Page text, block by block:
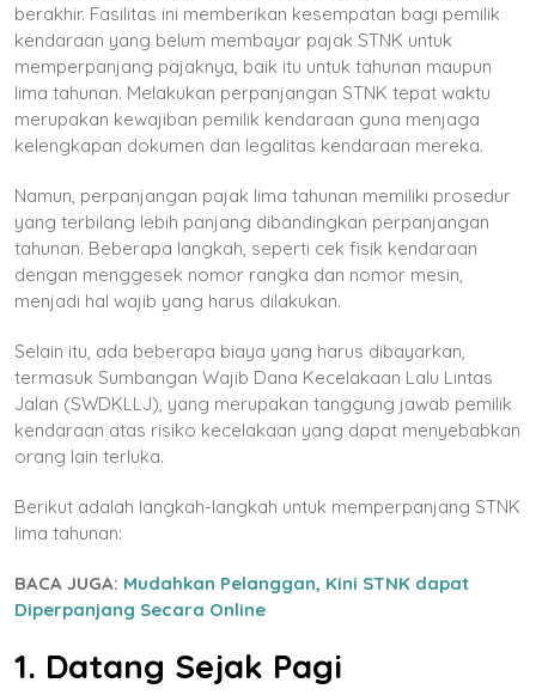
berakhir. Fasilitas ini memberikan kesempatan bagi pemilik
kendaraan yang belum membayar pajak STNK untuk
memperpanjang pajaknya, baik itu untuk tahunan maupun
lima tahunan. Melakukan perpanjangan STNK tepat waktu
merupakan kewajiban pemilik kendaraan guna menjaga
kelengkapan dokumen dan legalitas kendaraan mereka.
Namun, perpanjangan pajak lima tahunan memiliki prosedur
yang terbilang lebih panjang dibandingkan perpanjangan
tahunan. Beberapa langkah, seperti cek fisik kendaraan
dengan menggesek nomor rangka dan nomor mesin,
menjadi hal wajib yang harus dilakukan.
Selain itu, ada beberapa biaya yang harus dibayarkan,
termasuk Sumbangan Wajib Dana Kecelakaan Lalu Lintas
Jalan (SWDKLLJ), yang merupakan tanggung jawab pemilik
kendaraan atas risiko kecelakaan yang dapat menyebabkan
orang lain terluka.
Berikut adalah langkah-langkah untuk memperpanjang STNK
lima tahunan:
BACA JUGA: Mudahkan Pelanggan, Kini STNK dapat
Diperpanjang Secara Online
1. Datang Sejak Pagi